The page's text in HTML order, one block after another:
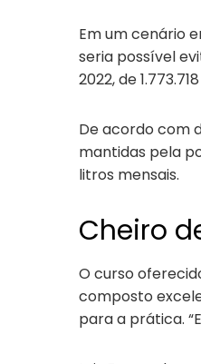
Em um cenário
seria possível
2022, de
De acordo com
mantidas pela
litros mensais.
Cheiro
O curso
composto
para a prática.